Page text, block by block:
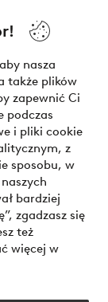
nasza
także plików
zapewnić Ci
podczas
i pliki cookie
z
sposobu, w
bardziej
zgadzasz się
też
więcej w
podziel się
płatności